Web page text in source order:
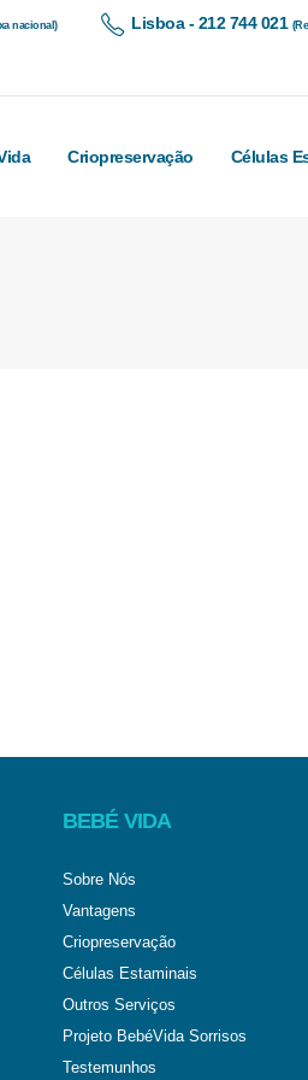
nacional) Lisboa - 212 744 021
Criopreservação Células
BEBÉ VIDA
Sobre Nós
Vantagens
Criopreservação
Células Estaminais
Outros Serviços
Projeto BebéVida Sorrisos
Testemunhos